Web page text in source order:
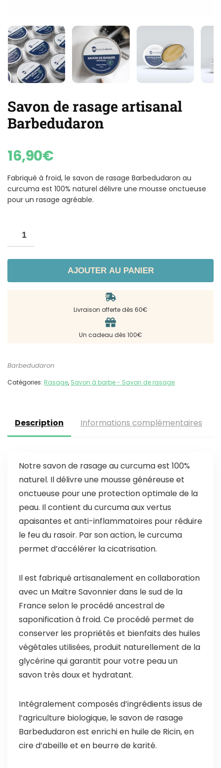
Savon de rasage artisanal
Barbedudaron
16,90€
Fabriqué à froid, le savon de rasage Barbedudaron au
curcuma est 100% naturel délivre une mousse onctueuse
pour un rasage agréable.
AJOUTER AU PANIER
Livraison offerte dès 60€
Un cadeau dès 100€
Barbedudaron
Catégories: Rasage, Savon à barbe - Savon de rasage
Description Informations complémentaires
Notre savon de rasage au curcuma est 100%
naturel. Il délivre une mousse généreuse et
onctueuse pour une protection optimale de la
peau. Il contient du curcuma aux vertus
apaisantes et anti-inflammatoires pour réduire
le feu du rasoir. Par son action, le curcuma
permet d’accélérer la cicatrisation.
Il est fabriqué artisanalement en collaboration
avec un Maitre Savonnier dans le sud de la
France selon le procédé ancestral de
saponification à froid. Ce procédé permet de
conserver les propriétés et bienfaits des huiles
végétales utilisées, produit naturellement de la
glycérine qui garantit pour votre peau un
savon très doux et hydratant.
Intégralement composés d’ingrédients issus de
l’agriculture biologique, le savon de rasage
Barbedudaron est enrichi en huile de Ricin, en
cire d’abeille et en beurre de karité.